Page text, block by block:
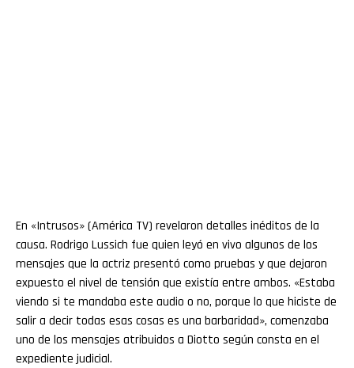
En «Intrusos» (América TV) revelaron detalles inéditos de la
causa. Rodrigo Lussich fue quien leyó en vivo algunos de los
mensajes que la actriz presentó como pruebas y que dejaron
expuesto el nivel de tensión que existía entre ambos. «Estaba
viendo si te mandaba este audio o no, porque lo que hiciste de
salir a decir todas esas cosas es una barbaridad», comenzaba
uno de los mensajes atribuidos a Diotto según consta en el
expediente judicial.